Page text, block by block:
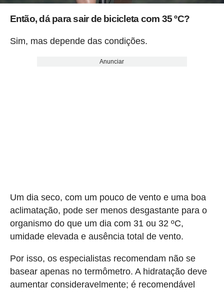
Então, dá para sair de bicicleta com 35 ºC?
Sim, mas depende das condições.
Anunciar
Um dia seco, com um pouco de vento e uma boa
aclimatação, pode ser menos desgastante para o
organismo do que um dia com 31 ou 32 ºC,
umidade elevada e ausência total de vento.
Por isso, os especialistas recomendam não se
basear apenas no termômetro. A hidratação deve
aumentar consideravelmente; é recomendável